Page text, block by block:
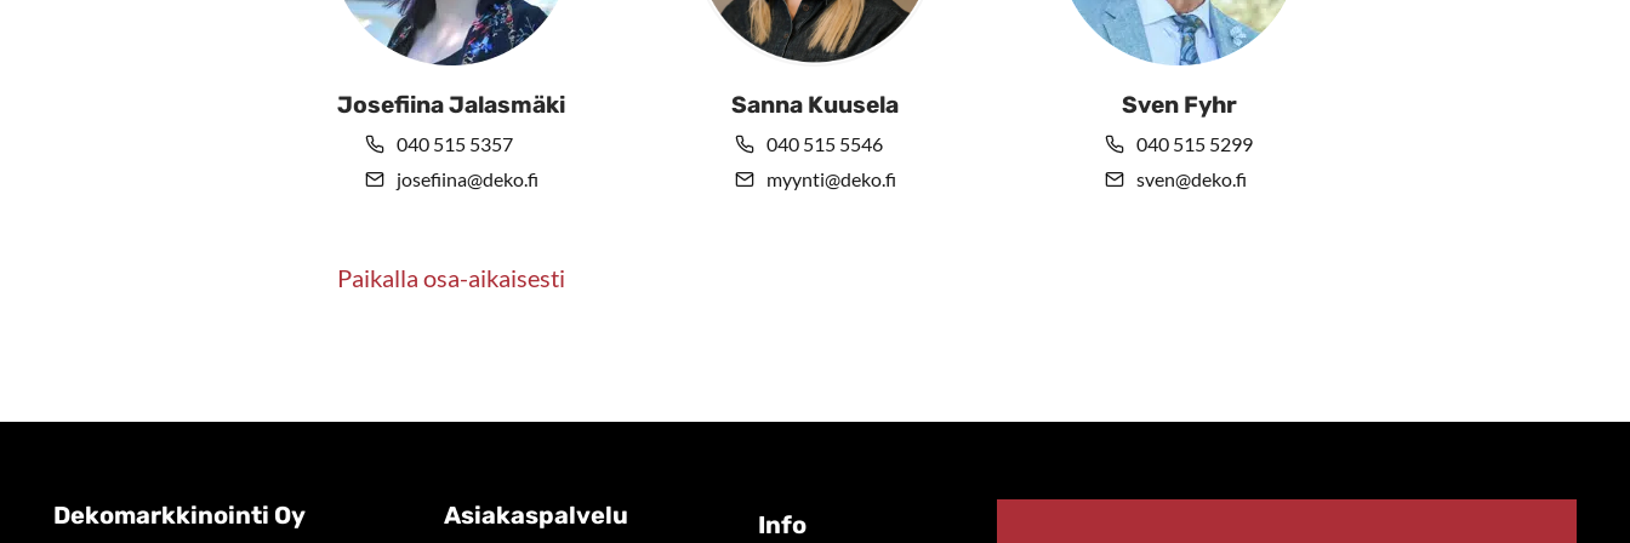
Josefiina Jalasmäki
040 515 5357
josefiina@deko.fi
Paikalla osa-aikaisesti
Sanna Kuusela
040 515 5546
myynti@deko.fi
Sven Fyhr
040 515 5299
sven@deko.fi
Dekomarkkinointi Oy Asiakaspalvelu Info